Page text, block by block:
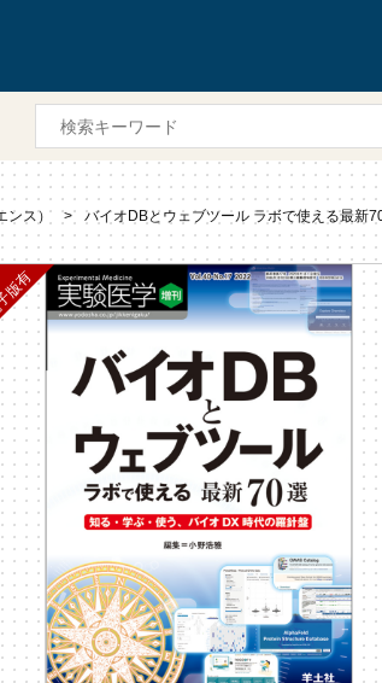
ンス） バイオDBとウェブツール ラボで使える最新